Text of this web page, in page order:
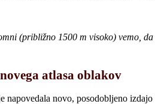
(približno 1500 m visoko) vemo,
atlasa oblakov
napovedala novo, posodobljeno izdajo